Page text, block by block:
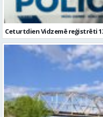
Ceturtdien Vidzemē reģistrēti